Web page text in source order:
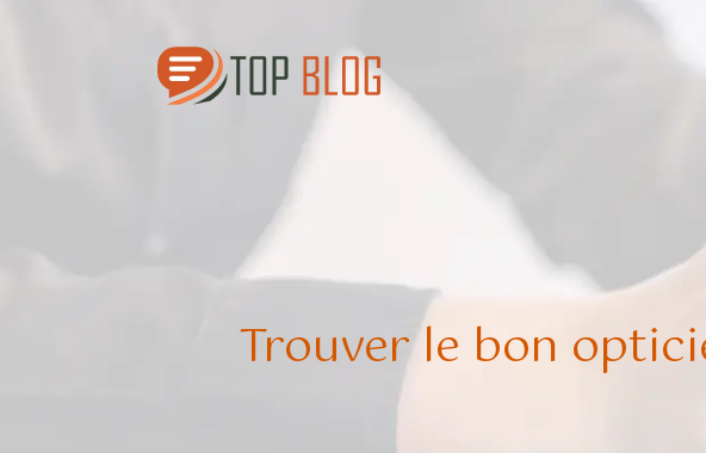
Trouver le bon